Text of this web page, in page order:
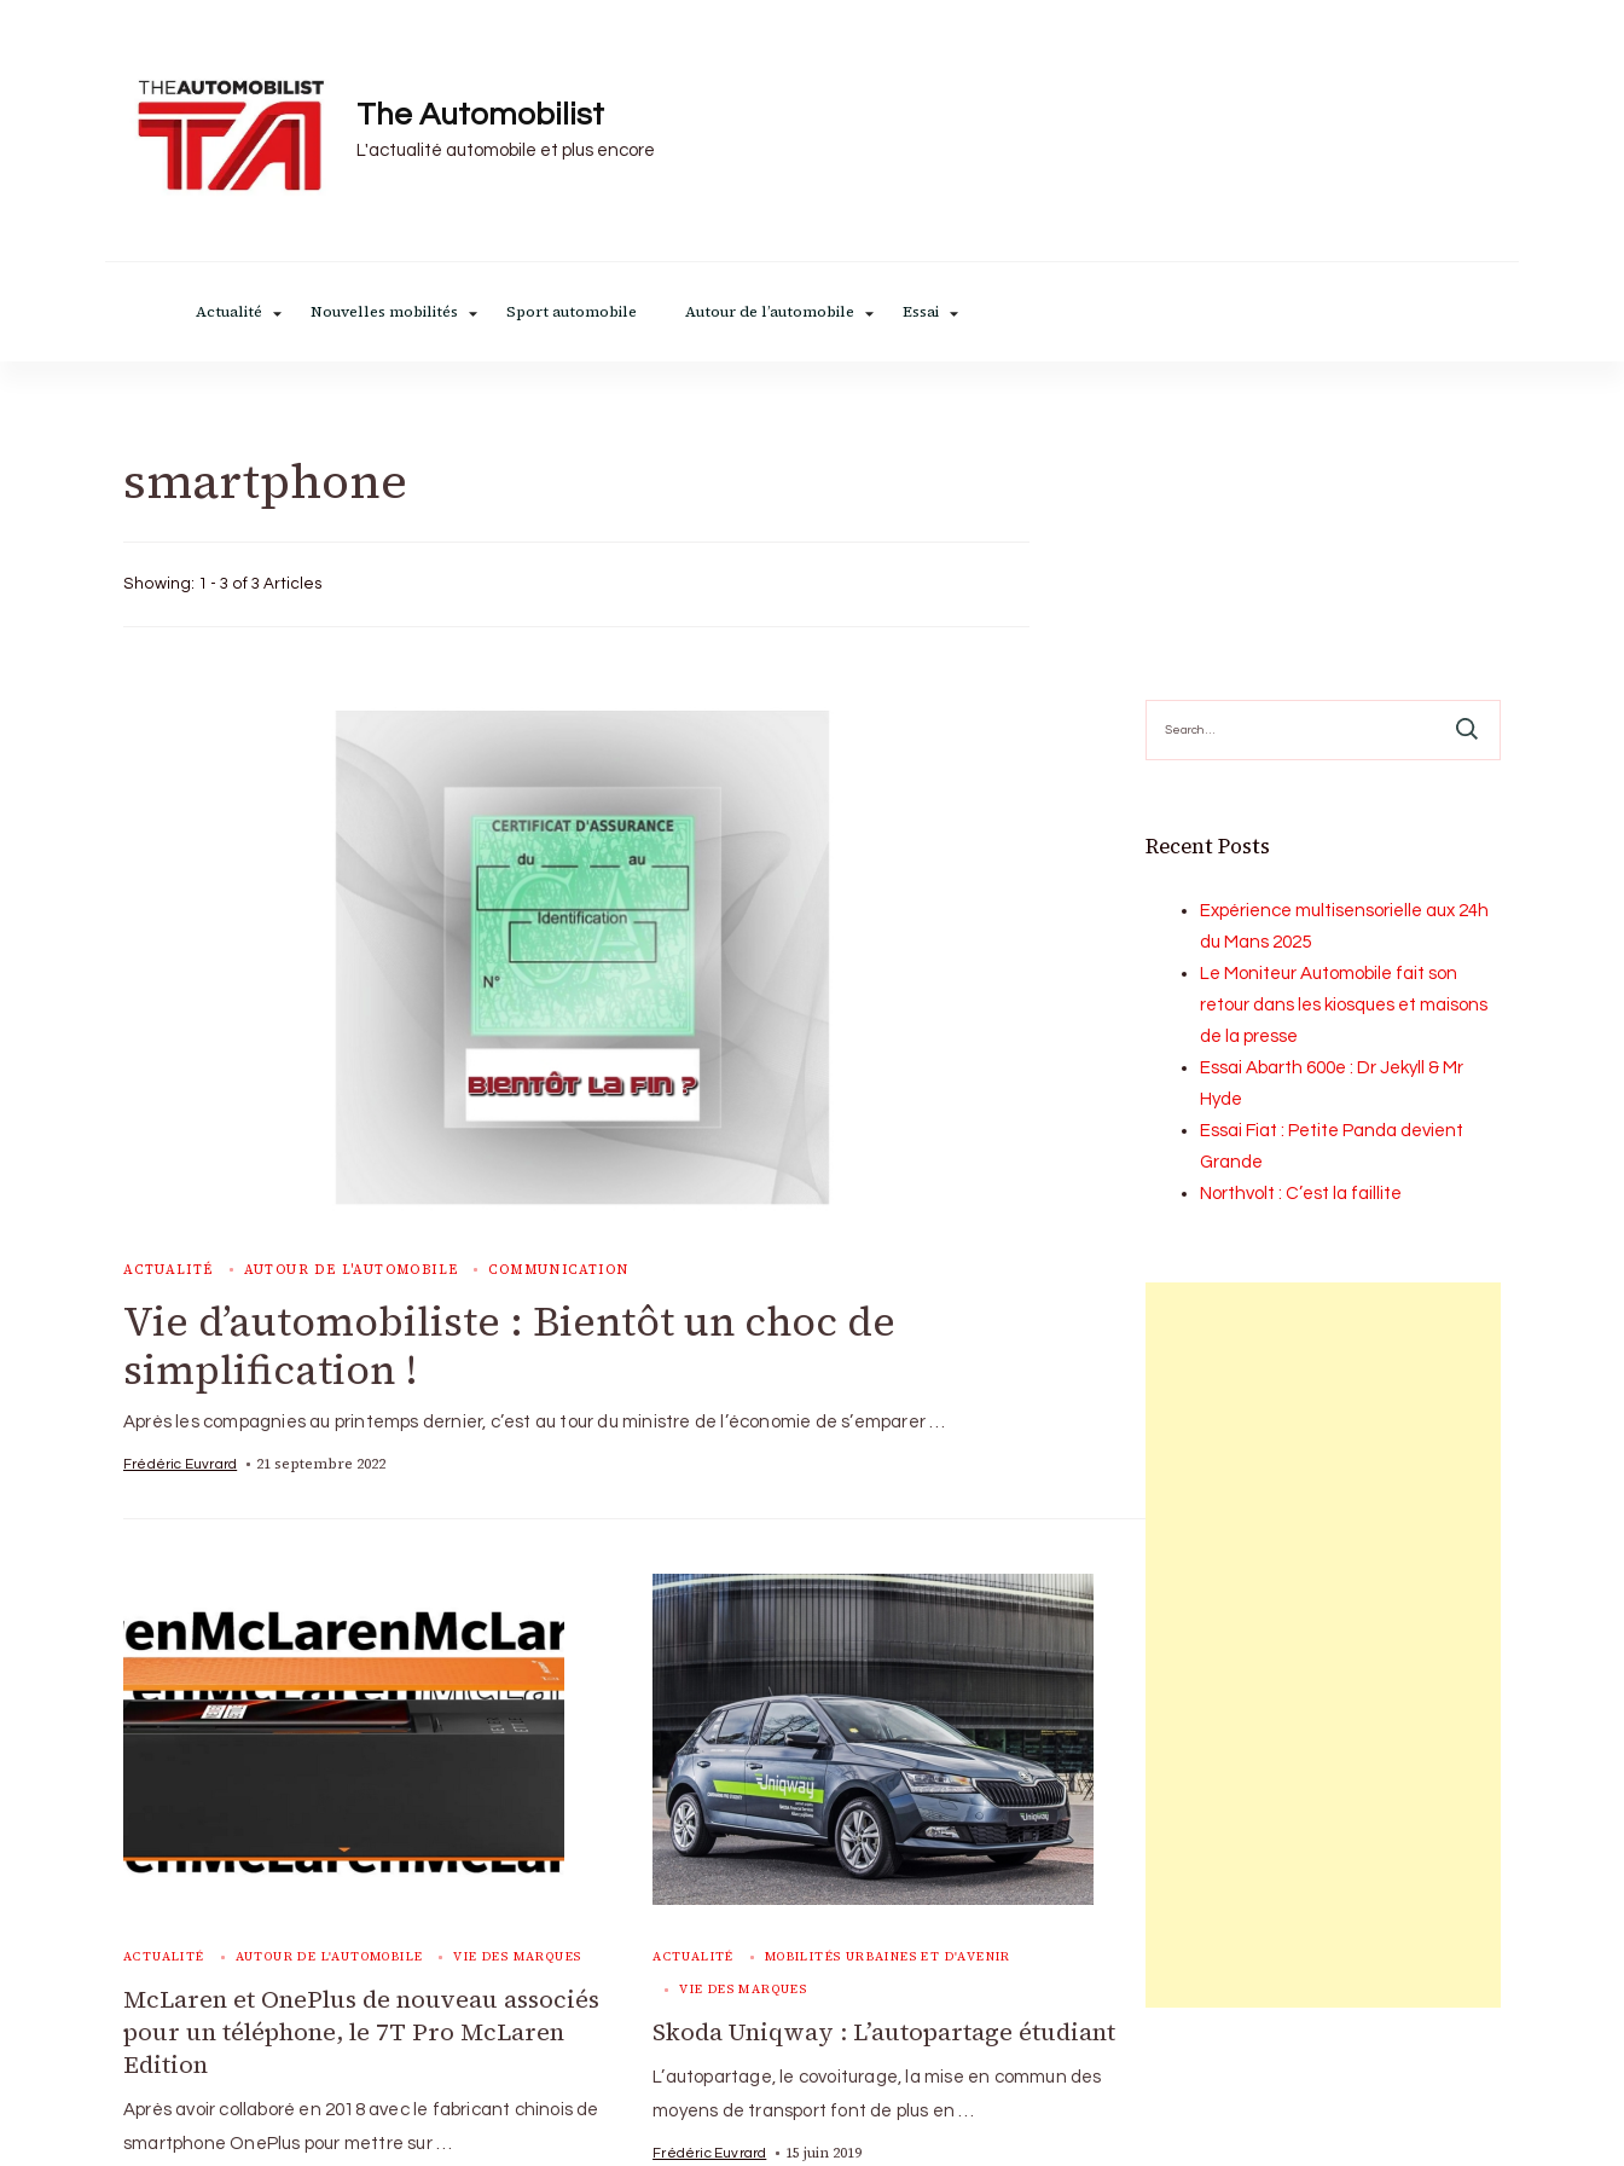
The Automobilist
L'actualité automobile et plus encore
Actualité Nouvelles mobilités Sport automobile Autour de l’automobile Essai
smartphone
Showing: 1 - 3 of 3 Articles
ACTUALITÉ AUTOUR DE L'AUTOMOBILE COMMUNICATION
Vie d’automobiliste : Bientôt un choc de
simplification !
Après les compagnies au printemps dernier, c’est au tour du ministre de l’économie de s’emparer …
Frédéric Euvrard 21 septembre 2022
ACTUALITÉ AUTOUR DE L'AUTOMOBILE VIE DES MARQUES
McLaren et OnePlus de nouveau associés
pour un téléphone, le 7T Pro McLaren
Edition
Après avoir collaboré en 2018 avec le fabricant chinois de
smartphone OnePlus pour mettre sur …
ACTUALITÉ MOBILITÉS URBAINES ET D'AVENIR
VIE DES MARQUES
Skoda Uniqway : L’autopartage étudiant
L’autopartage, le covoiturage, la mise en commun des
moyens de transport font de plus en …
Frédéric Euvrard 15 juin 2019
for:
Recent Posts
Expérience multisensorielle aux 24h
du Mans 2025
Le Moniteur Automobile fait son
retour dans les kiosques et maisons
de la presse
Essai Abarth 600e : Dr Jekyll & Mr
Hyde
Essai Fiat : Petite Panda devient
Grande
Northvolt : C’est la faillite